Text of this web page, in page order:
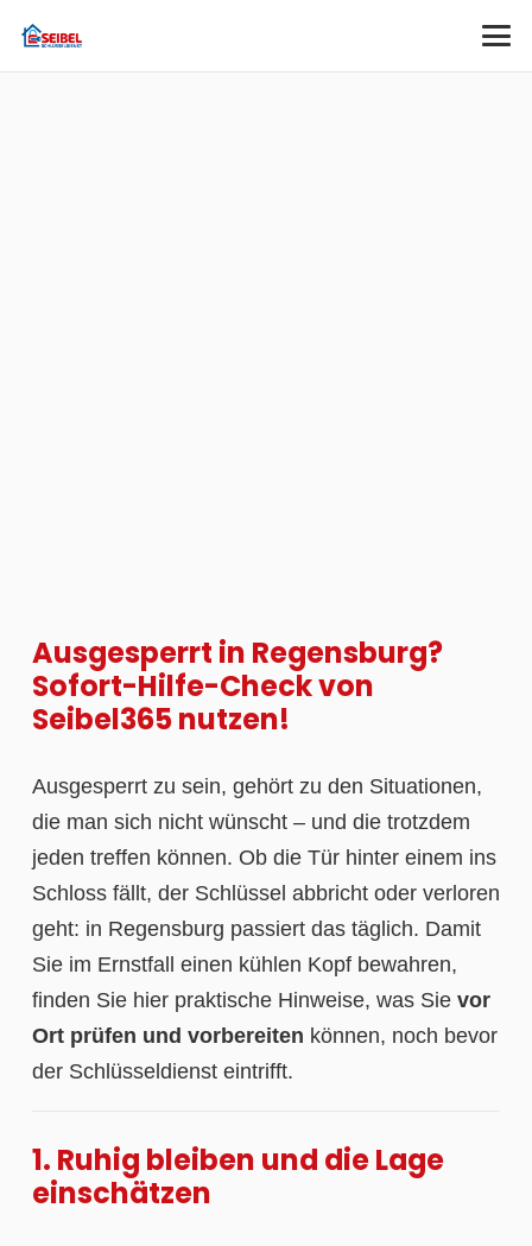
Ausgesperrt in Regensburg?
Sofort-Hilfe-Check von
Seibel365 nutzen!
Ausgesperrt zu sein, gehört zu den Situationen,
die man sich nicht wünscht – und die trotzdem
jeden treffen können. Ob die Tür hinter einem ins
Schloss fällt, der Schlüssel abbricht oder verloren
geht: in Regensburg passiert das täglich. Damit
Sie im Ernstfall einen kühlen Kopf bewahren,
finden Sie hier praktische Hinweise, was Sie vor
Ort prüfen und vorbereiten können, noch bevor
der Schlüsseldienst eintrifft.
1. Ruhig bleiben und die Lage
einschätzen